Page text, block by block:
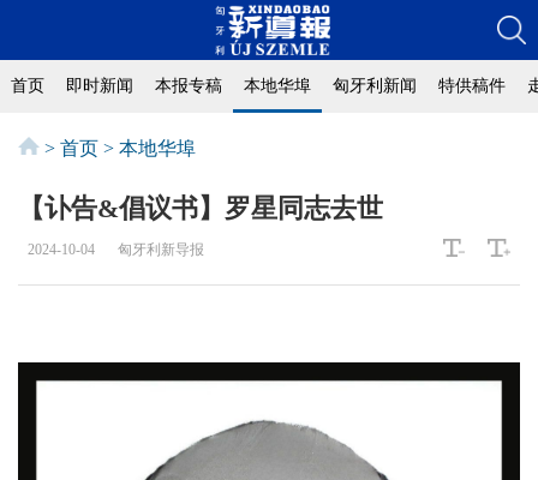
首页 即时新闻 本报专稿 本地华埠 匈牙利新闻 特供稿件
> 首页 > 本地华埠
【讣告&倡议书】罗星同志去世
2024-10-04 匈牙利新导报